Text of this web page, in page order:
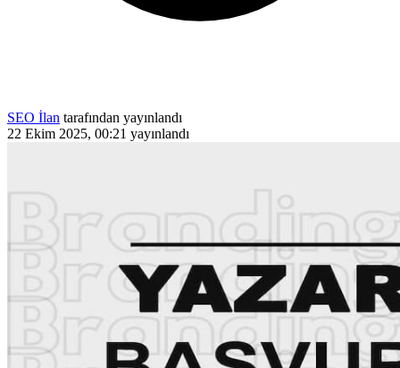
SEO İlan tarafından yayınlandı
22 Ekim 2025, 00:21 yayınlandı